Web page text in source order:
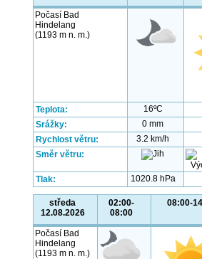
Počasí Bad
Hindelang
(1193 m n. m.)
Teplota: 16ºC
Srážky:
0 mm
Rychlost větru:
3.2 km/h
Směr větru:
Tlak: 1020.8 hPa
středa
12.08.2026
02:00-
08:00
08:00-
Počasí Bad
Hindelang
(1193 m n. m.)